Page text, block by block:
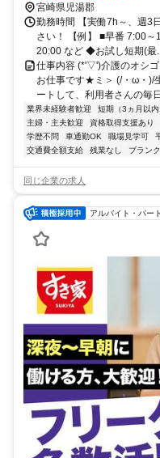
宮崎県児湯郡
勤務時間 【実働7h～、週3
さい！ 【例】 ■早番 7:00
20:00 など ◆お試し短期(最
仕事内容 (*'▽')介護のオシ
お仕事です★ミ＞ (/・ω・)/
ートして、利用者さんの毎
業界未経験者歓迎 短期（3ヵ月以内
主婦・主夫歓迎
資格取得支援あり
学歴不問
車通勤OK 職場見学可
交通費全額支給
残業なし ブラン
同じ企業の求人
アルバイト・パート